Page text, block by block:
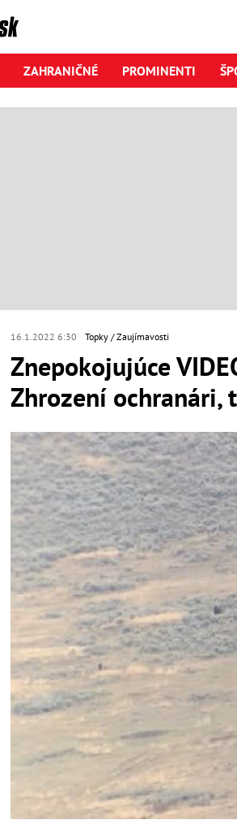
ZAHRANIČNÉ PROMINENTI
16.1.2022 6:30 Topky Zaujímavosti
Znepokojujúce
Zhrození ochranári,